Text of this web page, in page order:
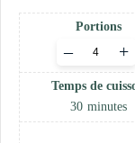
Portions
Adjust+
–
Temps de
30 minutes